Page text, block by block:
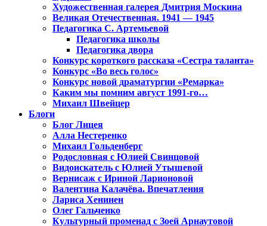
Художественная галерея Дмитрия Москина
Великая Отечественная. 1941 — 1945
Педагогика С. Артемьевой
Педагогика школы
Педагогика двора
Конкурс короткого рассказа «Сестра таланта»
Конкурс «Во весь голос»
Конкурс новой драматургии «Ремарка»
Каким мы помним август 1991-го…
Михаил Швейцер
Блоги
Блог Лицея
Алла Нестеренко
Михаил Гольденберг
Родословная с Юлией Свинцовой
Видоискатель с Юлией Утышевой
Вернисаж с Ириной Ларионовой
Валентина Калачёва. Впечатления
Лариса Хенинен
Олег Гальченко
Культурный променад с Зоей Арнаутовой